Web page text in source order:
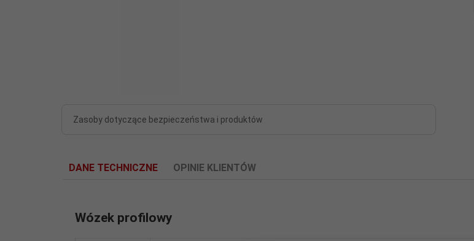
Zasoby dotyczące bezpieczeństwa i produktów
DANE TECHNICZNE OPINIE KLIENTÓW
Wózek profilowy